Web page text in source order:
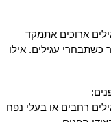
ארוכים אתמקד
כשתבחרי עגילים. אילו
רחבים או בעלי נפח